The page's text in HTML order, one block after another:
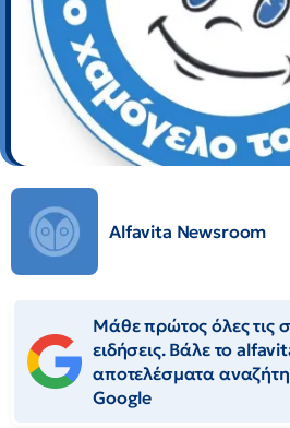
Alfavita Newsroom
Μάθε πρώτος όλες τις
ειδήσεις. Βάλε το
αποτελέσματα
Google